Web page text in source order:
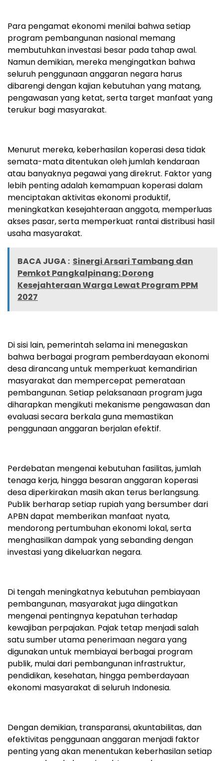
Para pengamat ekonomi menilai bahwa setiap
program pembangunan nasional memang
membutuhkan investasi besar pada tahap awal.
Namun demikian, mereka mengingatkan bahwa
seluruh penggunaan anggaran negara harus
dibarengi dengan kajian kebutuhan yang matang,
pengawasan yang ketat, serta target manfaat yang
terukur bagi masyarakat.
Menurut mereka, keberhasilan koperasi desa tidak
semata-mata ditentukan oleh jumlah kendaraan
atau banyaknya pegawai yang direkrut. Faktor yang
lebih penting adalah kemampuan koperasi dalam
menciptakan aktivitas ekonomi produktif,
meningkatkan kesejahteraan anggota, memperluas
akses pasar, serta memperkuat rantai distribusi hasil
usaha masyarakat.
BACA JUGA : Sinergi Arsari Tambang dan
Pemkot Pangkalpinang: Dorong
Kesejahteraan Warga Lewat Program PPM
2027
Di sisi lain, pemerintah selama ini menegaskan
bahwa berbagai program pemberdayaan ekonomi
desa dirancang untuk memperkuat kemandirian
masyarakat dan mempercepat pemerataan
pembangunan. Setiap pelaksanaan program juga
diharapkan mengikuti mekanisme pengawasan dan
evaluasi secara berkala guna memastikan
penggunaan anggaran berjalan efektif.
Perdebatan mengenai kebutuhan fasilitas, jumlah
tenaga kerja, hingga besaran anggaran koperasi
desa diperkirakan masih akan terus berlangsung.
Publik berharap setiap rupiah yang bersumber dari
APBN dapat memberikan manfaat nyata,
mendorong pertumbuhan ekonomi lokal, serta
menghasilkan dampak yang sebanding dengan
investasi yang dikeluarkan negara.
Di tengah meningkatnya kebutuhan pembiayaan
pembangunan, masyarakat juga diingatkan
mengenai pentingnya kepatuhan terhadap
kewajiban perpajakan. Pajak tetap menjadi salah
satu sumber utama penerimaan negara yang
digunakan untuk membiayai berbagai program
publik, mulai dari pembangunan infrastruktur,
pendidikan, kesehatan, hingga pemberdayaan
ekonomi masyarakat di seluruh Indonesia.
Dengan demikian, transparansi, akuntabilitas, dan
efektivitas penggunaan anggaran menjadi faktor
penting yang akan menentukan keberhasilan setiap